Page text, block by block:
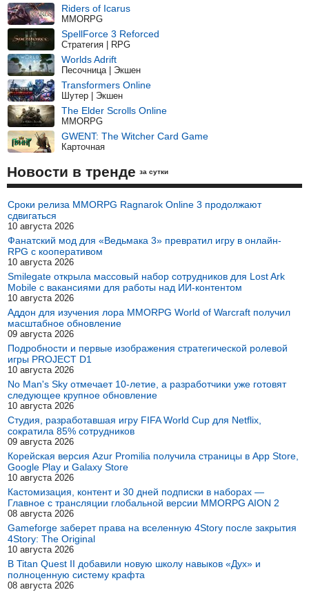
Riders of Icarus
MMORPG
SpellForce 3 Reforced
Стратегия | RPG
Worlds Adrift
Песочница | Экшен
Transformers Online
Шутер | Экшен
The Elder Scrolls Online
MMORPG
GWENT: The Witcher Card Game
Карточная
Новости в тренде за сутки
Сроки релиза MMORPG Ragnarok Online 3 продолжают
сдвигаться
10 августа 2026
Фанатский мод для «Ведьмака 3» превратил игру в онлайн-
RPG с кооперативом
10 августа 2026
Smilegate открыла массовый набор сотрудников для Lost Ark
Mobile с вакансиями для работы над ИИ-контентом
10 августа 2026
Аддон для изучения лора MMORPG World of Warcraft получил
масштабное обновление
09 августа 2026
Подробности и первые изображения стратегической ролевой
игры PROJECT D1
10 августа 2026
No Man's Sky отмечает 10-летие, а разработчики уже готовят
следующее крупное обновление
10 августа 2026
Студия, разработавшая игру FIFA World Cup для Netflix,
сократила 85% сотрудников
09 августа 2026
Корейская версия Azur Promilia получила страницы в App Store,
Google Play и Galaxy Store
10 августа 2026
Кастомизация, контент и 30 дней подписки в наборах —
Главное с трансляции глобальной версии MMORPG AION 2
08 августа 2026
Gameforge заберет права на вселенную 4Story после закрытия
4Story: The Original
10 августа 2026
В Titan Quest II добавили новую школу навыков «Дух» и
полноценную систему крафта
08 августа 2026